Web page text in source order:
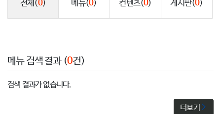
전체 (0) 메뉴(0) 컨텐츠(0) 게시판(0)
메뉴 검색 결과 (0건)
검색 결과가 없습니다.
더보기